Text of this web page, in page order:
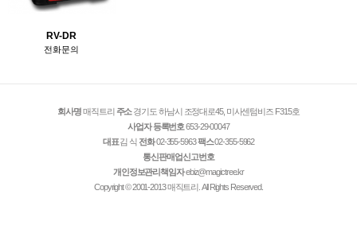
RV-DR
전화문의
회사명매직트리 주소경기도 하남시 조정대로45, 미사센텀비즈 F315호
사업자 등록번호653-29-00047
대표김 식 전화02-355-5963팩스02-355-5962
통신판매업신고번호
개인정보관리책임자ebiz@magictree.kr
Copyright © 2001-2013 매직트리. All Rights Reserved.